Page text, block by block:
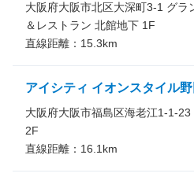
大阪府大阪市北区大深町3-1 グラ
＆レストラン 北館地下 1F
直線距離： 15.3km
アイシティ イオンスタイル
大阪府大阪市福島区海老江1-1-
2F
直線距離： 16.1 km